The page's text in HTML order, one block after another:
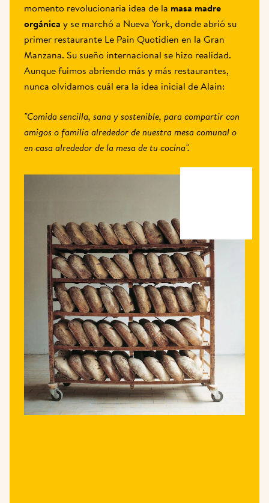
momento revolucionaria idea de la masa madre
orgánica y se marchó a Nueva York, donde abrió su
primer restaurante Le Pain Quotidien en la Gran
Manzana. Su sueño internacional se hizo realidad.
Aunque fuimos abriendo más y más restaurantes,
nunca olvidamos cuál era la idea inicial de Alain:
"Comida sencilla, sana y sostenible, para compartir con
amigos o familia alrededor de nuestra mesa comunal o
en casa alrededor de la mesa de tu cocina".